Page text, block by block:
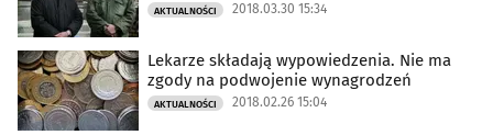
AKTUALNOŚCI 2018.03.30 15:34
Lekarze składają wypowiedzenia. Nie ma
zgody na podwojenie wynagrodzeń
AKTUALNOŚCI 2018.02.26 15:04